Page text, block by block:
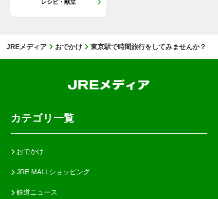
レシピ・献立
JREメディア おでかけ 東京駅で時間旅行をしてみませんか？
カテゴリ一覧
おでかけ
JRE MALLショッピング
鉄道ニュース